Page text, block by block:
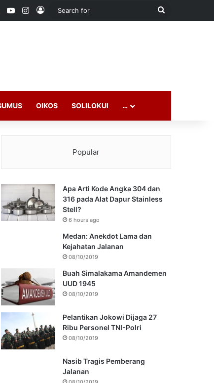
YouTubeInstagram
Log In
Search
OIKOS SOLILOKUI …
Popular
Apa Arti Kode Angka 304 dan
316 pada Alat Dapur Stainless
Stell?
6 hours ago
Medan: Anekdot Lama dan
Kejahatan Jalanan
08/10/2019
Buah Simalakama Amandemen
UUD 1945
08/10/2019
Pelantikan Jokowi Dijaga 27
Ribu Personel TNI-Polri
08/10/2019
Nasib Tragis Pemberang
Jalanan